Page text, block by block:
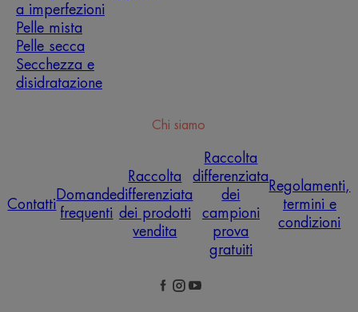
a imperfezioni
Pelle mista
Pelle secca
Secchezza e
disidratazione
Chi siamo
Contatti
Domande
frequenti
Raccolta
differenziata
dei prodotti
vendita
Raccolta
differenziata
dei
campioni
prova
gratuiti
Regolamenti,
termini e
condizioni